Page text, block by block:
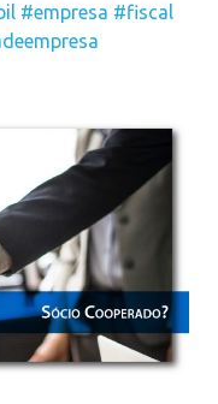
#empresa #fiscal